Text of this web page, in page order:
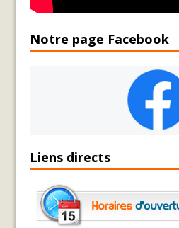
Notre page Facebook
Liens directs